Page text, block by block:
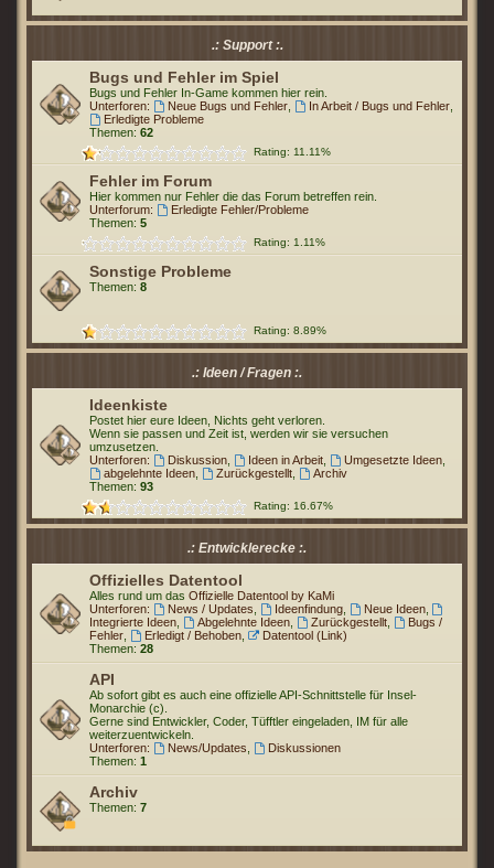
.: Support :.
Bugs und Fehler im Spiel
Bugs und Fehler In-Game kommen hier rein.
Unterforen:
Neue Bugs und Fehler, In Arbeit / Bugs und Fehler,
Erledigte Probleme
Themen: 62
Rating: 11.11%
Fehler im Forum
Hier kommen nur Fehler die das Forum betreffen rein.
Unterforum:
Erledigte Fehler/Probleme
Themen: 5
Rating: 1.11%
Sonstige Probleme
Themen: 8
Rating: 8.89%
.: Ideen / Fragen :.
Ideenkiste
Postet hier eure Ideen, Nichts geht verloren.
Wenn sie passen und Zeit ist, werden wir sie versuchen
umzusetzen.
Unterforen:
Diskussion, Ideen in Arbeit, Umgesetzte Ideen,
abgelehnte Ideen, Zurückgestellt,
Archiv
Themen: 93
Rating: 16.67%
.: Entwicklerecke :.
Offizielles Datentool
Alles rund um das Offizielle Datentool by KaMi
Unterforen:
News / Updates Ideenfindung, Neue Ideen,
Integrierte Ideen
Abgelehnte Ideen, Zurückgestellt,
Bugs /
Fehler
Erledigt / Behoben,
Datentool (Link)
Themen: 28
API
Ab sofort gibt es auch eine offizielle API-Schnittstelle für Insel-
Monarchie (c).
Gerne sind Entwickler, Coder, Tüfftler eingeladen, IM für alle
weiterzuentwickeln.
Unterforen:
News/Updates
Diskussionen
Themen: 1
Archiv
Themen: 7